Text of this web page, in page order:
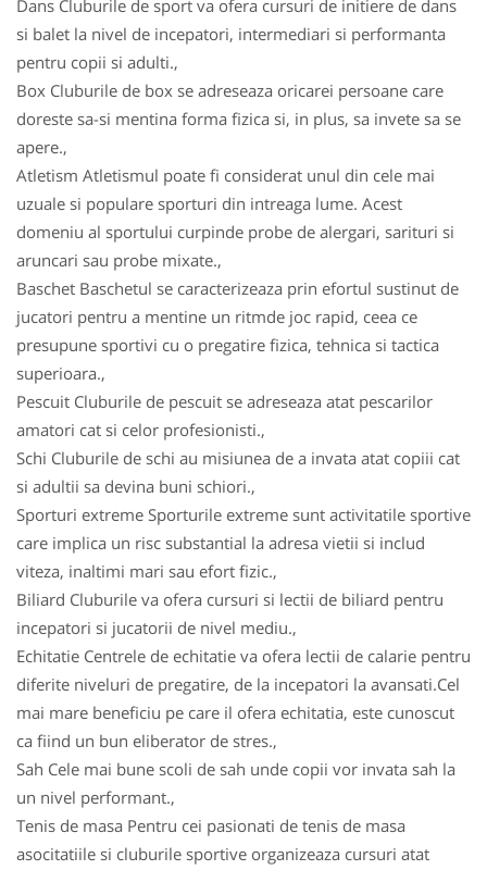
Dans Cluburile de sport va ofera cursuri de initiere de dans
si balet la nivel de incepatori, intermediari si performanta
pentru copii si adulti.,
Box Cluburile de box se adreseaza oricarei persoane care
doreste sa-si mentina forma fizica si, in plus, sa invete sa se
apere.,
Atletism Atletismul poate fi considerat unul din cele mai
uzuale si populare sporturi din intreaga lume. Acest
domeniu al sportului curpinde probe de alergari, sarituri si
aruncari sau probe mixate.,
Baschet Baschetul se caracterizeaza prin efortul sustinut de
jucatori pentru a mentine un ritmde joc rapid, ceea ce
presupune sportivi cu o pregatire fizica, tehnica si tactica
superioara.,
Pescuit Cluburile de pescuit se adreseaza atat pescarilor
amatori cat si celor profesionisti.,
Schi Cluburile de schi au misiunea de a invata atat copiii cat
si adultii sa devina buni schiori.,
Sporturi extreme Sporturile extreme sunt activitatile sportive
care implica un risc substantial la adresa vietii si includ
viteza, inaltimi mari sau efort fizic.,
Biliard Cluburile va ofera cursuri si lectii de biliard pentru
incepatori si jucatorii de nivel mediu.,
Echitatie Centrele de echitatie va ofera lectii de calarie pentru
diferite niveluri de pregatire, de la incepatori la avansati.Cel
mai mare beneficiu pe care il ofera echitatia, este cunoscut
ca fiind un bun eliberator de stres.,
Sah Cele mai bune scoli de sah unde copii vor invata sah la
un nivel performant.,
Tenis de masa Pentru cei pasionati de tenis de masa
asocitatiile si cluburile sportive organizeaza cursuri atat